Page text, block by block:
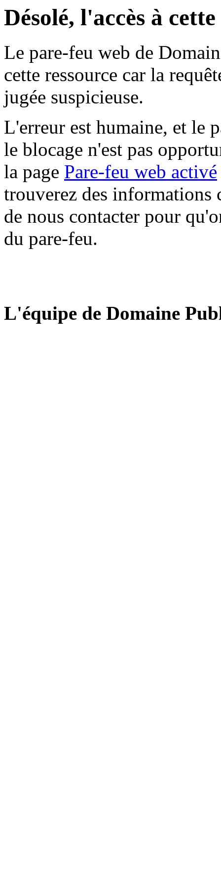
Désolé, l'accès à
Le pare-feu web de
cette ressource car la
jugée suspicieuse.
L'erreur est humaine, et le
le blocage n'est pas
la page Pare-feu web activé
trouverez des informations
de nous contacter pour
du pare-feu.
L'équipe de Domaine